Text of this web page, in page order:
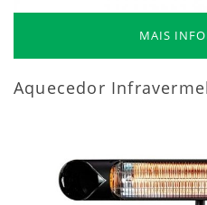
MAIS
Aquecedor